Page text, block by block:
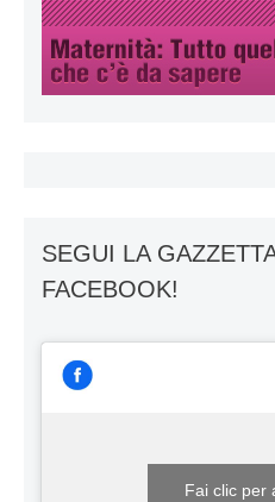
SEGUI LA
FACEBOOK!
Fai clic per